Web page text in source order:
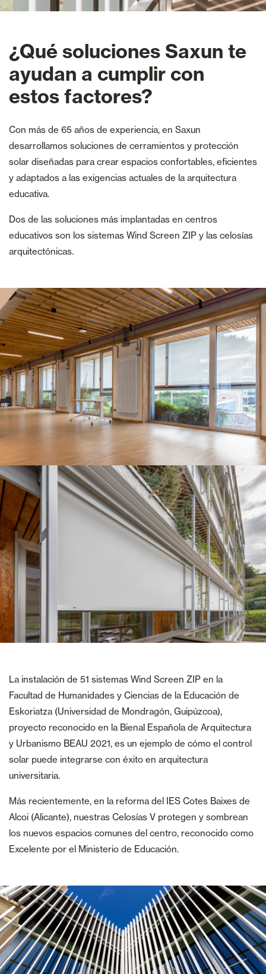
¿Qué soluciones Saxun te
ayudan a cumplir con
estos factores?
Con más de 65 años de experiencia, en Saxun
desarrollamos soluciones de cerramientos y protección
solar diseñadas para crear espacios confortables, eficientes
y adaptados a las exigencias actuales de la arquitectura
educativa.
Dos de las soluciones más implantadas en centros
educativos son los sistemas Wind Screen ZIP y las celosías
arquitectónicas.
La instalación de 51 sistemas Wind Screen ZIP en la
Facultad de Humanidades y Ciencias de la Educación de
Eskoriatza (Universidad de Mondragón, Guipúzcoa),
proyecto reconocido en la Bienal Española de Arquitectura
y Urbanismo BEAU 2021, es un ejemplo de cómo el control
solar puede integrarse con éxito en arquitectura
universitaria.
Más recientemente, en la reforma del IES Cotes Baixes de
Alcoi (Alicante), nuestras Celosías V protegen y sombrean
los nuevos espacios comunes del centro, reconocido como
Excelente por el Ministerio de Educación.